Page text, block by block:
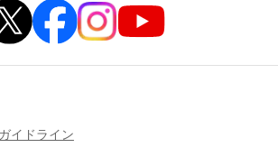
イドライン